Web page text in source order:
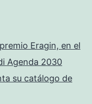
Eragin, en el
Agenda 2030
su catálogo de